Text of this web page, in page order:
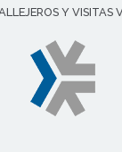
Y VISITAS